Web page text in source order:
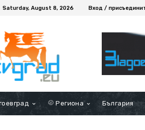
Saturday, August 8, 2026 Вход /
Региона България